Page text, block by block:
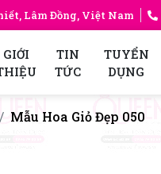
Lâm Đồng, Việt Nam
GIỚI
TIN
TỨC
TUYỂN
DỤNG
Mẫu Hoa Giỏ Đẹp 050